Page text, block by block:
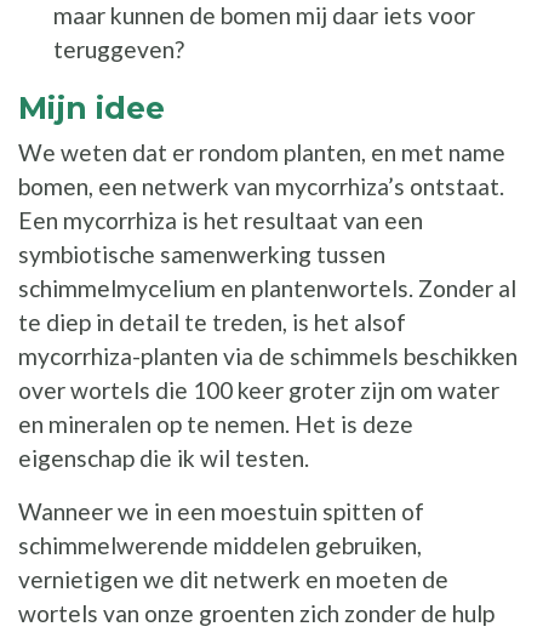
maar kunnen de bomen mij daar iets voor
teruggeven?
Mijn idee
We weten dat er rondom planten, en met name
bomen, een netwerk van mycorrhiza’s ontstaat.
Een mycorrhiza is het resultaat van een
symbiotische samenwerking tussen
schimmelmycelium en plantenwortels. Zonder al
te diep in detail te treden, is het alsof
mycorrhiza-planten via de schimmels beschikken
over wortels die 100 keer groter zijn om water
en mineralen op te nemen. Het is deze
eigenschap die ik wil testen.
Wanneer we in een moestuin spitten of
schimmelwerende middelen gebruiken,
vernietigen we dit netwerk en moeten de
wortels van onze groenten zich zonder de hulp